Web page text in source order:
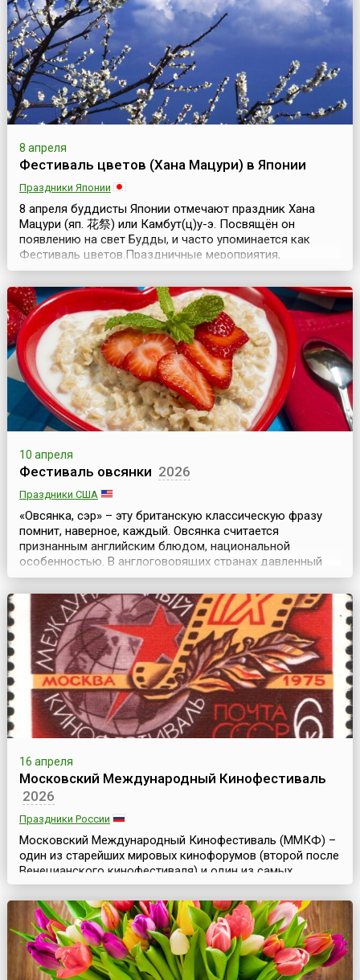
высаживают по всему городу. Их можно увидеть
практичес...
8 апреля
Фестиваль цветов (Хана Мацури) в Японии
Праздники Японии
8 апреля буддисты Японии отмечают праздник Хана
Мацури (яп. 花祭) или Камбут(ц)у-э. Посвящён он
появлению на свет Будды, и часто упоминается как
Фестиваль цветов.Праздничные мероприятия,
посвящённые Дню Рождения основателя одной из
мировых религий, были известны ещё в начале нашей
эры, хотя популярность приобрели во второй половине
19 века.Все церемониальные действия, проводящиеся в
этот ден...
10 апреля
Фестиваль овсянки 2026
Праздники США
«Овсянка, сэр» – эту британскую классическую фразу
помнит, наверное, каждый. Овсянка считается
признанным английским блюдом, национальной
особенностью. В англоговорящих странах давленный
овес (овсяные хлопья) известен под названием
«протестантский овес» (англ. Quakers oats). Так же
называется и каша из хлопьев. Однако не только
туманный Альбион может похвастать своей любовью к
этому замечательному...
16 апреля
Московский Международный Кинофестиваль
2026
Праздники России
Московский Международный Кинофестиваль (ММКФ) –
один из старейших мировых кинофорумов (второй после
Венецианского кинофестиваля) и один из самых
представительных киносмотров в мире наряду с
кинофестивалями в Берлине, Каннах, Венеции, Сан-
Себастьяне и Карловых Варах. Он был создан в целях
развития культурного обмена, взаимопонимания между
народами и сотрудничества между кинематографистами
всего мир...